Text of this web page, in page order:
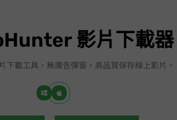
影片下載器
下載工具，無廣告彈窗，高品質保存線上影片。